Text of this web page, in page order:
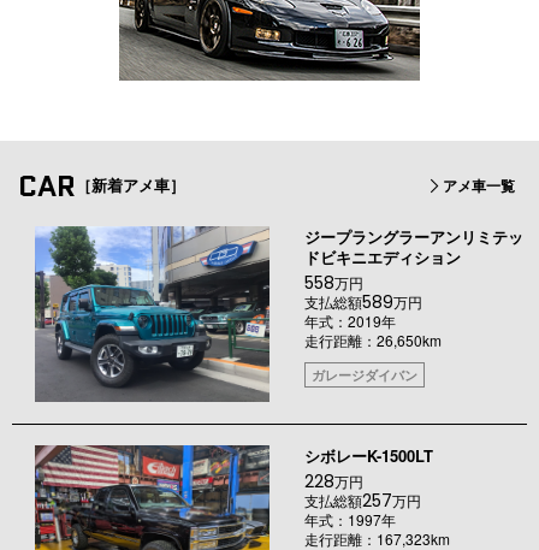
CAR ［新着アメ車］ アメ車一覧
ジープラングラーアンリミテッ
ドビキニエディション
558万円
支払総額589万円
年式：2019年
走行距離：26,650km
ガレージダイバン
シボレーK-1500LT
228万円
支払総額257万円
年式：1997年
走行距離：167,323km